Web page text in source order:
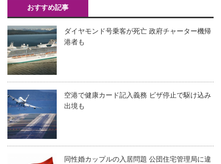
おすすめ記事
ダイヤモンド号乗客が死亡 政府チャーター機帰
港者も
空港で健康カード記入義務 ビザ停止で駆け込み
出境も
同性婚カップルの入居問題 公団住宅管理局に違